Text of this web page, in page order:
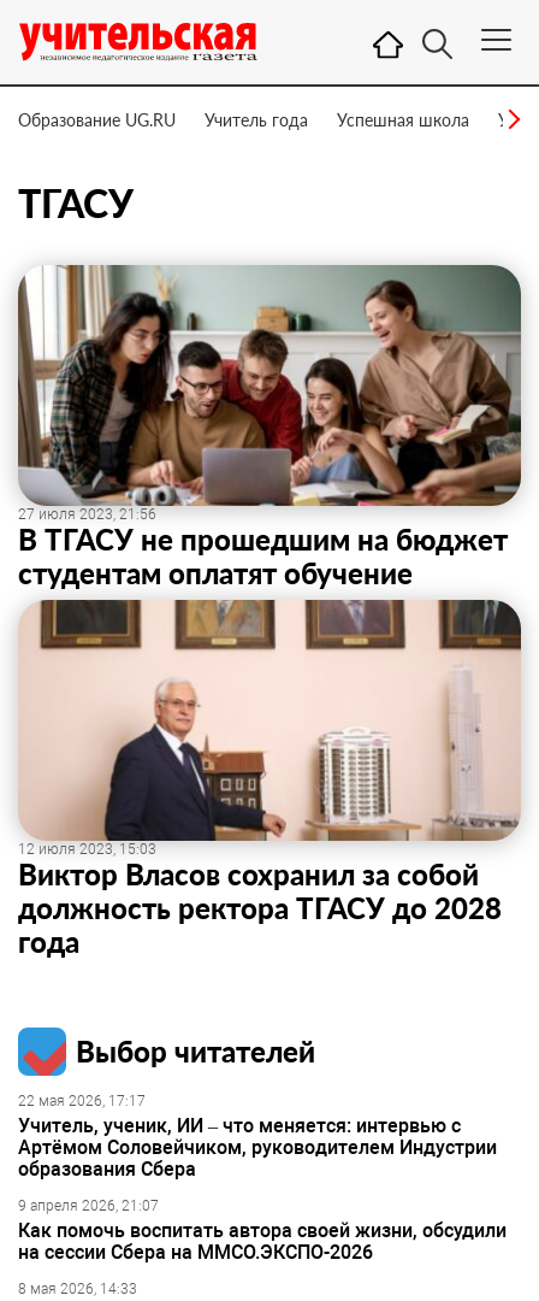
Образование UG.RU Учитель года Успешная школа
ТГАСУ
27 июля 2023, 21:56
В ТГАСУ не прошедшим на бюджет
студентам оплатят обучение
12 июля 2023, 15:03
Виктор Власов сохранил за собой
должность ректора ТГАСУ до 2028
года
Выбор читателей
22 мая 2026, 17:17
Учитель, ученик, ИИ – что меняется: интервью с
Артёмом Соловейчиком, руководителем Индустрии
образования Сбера
9 апреля 2026, 21:07
Как помочь воспитать автора своей жизни, обсудили
на сессии Сбера на ММСО.ЭКСПО-2026
8 мая 2026, 14:33